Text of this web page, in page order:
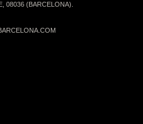
08036 (BARCELONA).